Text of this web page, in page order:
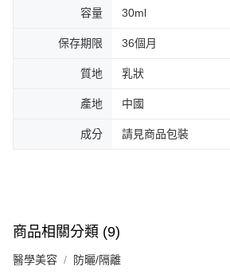
容量 30ml
保存期限 36個月
質地 乳狀
產地 中國
成分 請見商品包裝
商品相關分類 (9)
醫學美容 防曬/隔離